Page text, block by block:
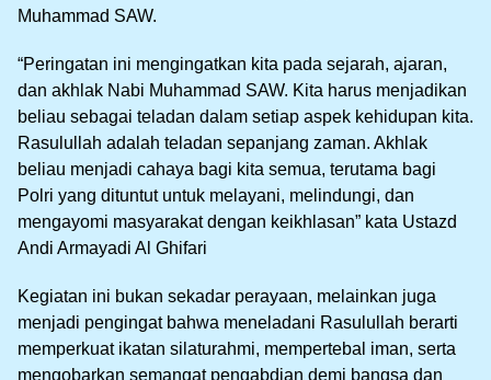
Muhammad SAW.
“Peringatan ini mengingatkan kita pada sejarah, ajaran,
dan akhlak Nabi Muhammad SAW. Kita harus menjadikan
beliau sebagai teladan dalam setiap aspek kehidupan kita.
Rasulullah adalah teladan sepanjang zaman. Akhlak
beliau menjadi cahaya bagi kita semua, terutama bagi
Polri yang dituntut untuk melayani, melindungi, dan
mengayomi masyarakat dengan keikhlasan” kata Ustazd
Andi Armayadi Al Ghifari
Kegiatan ini bukan sekadar perayaan, melainkan juga
menjadi pengingat bahwa meneladani Rasulullah berarti
memperkuat ikatan silaturahmi, mempertebal iman, serta
mengobarkan semangat pengabdian demi bangsa dan